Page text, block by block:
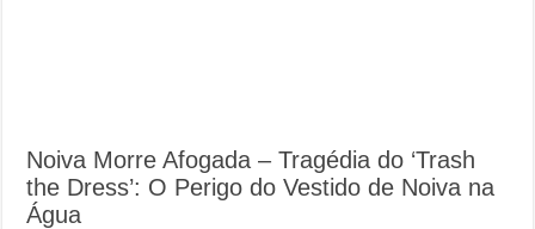
Noiva Morre Afogada – Tragédia do ‘Trash
the Dress’: O Perigo do Vestido de Noiva na
Água